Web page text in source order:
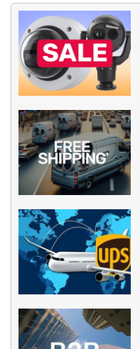
Gewicht
Größe (lxbxh)
Kamera Eigenschaften
Basis Funktionalität
Axis Serien
Power over Ethernet
Maximaler Blickwinkel
Videokompression